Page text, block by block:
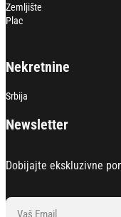
Zemljište
Plac
Nekretnine
Srbija
Newsletter
Dobijajte ekskluzivne
Section